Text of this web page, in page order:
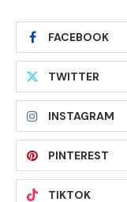
FACEBOOK
TWITTER
INSTAGRAM
PINTEREST
TIKTOK